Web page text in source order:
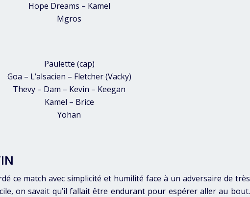
Hope Dreams – Kamel
Mgros
Paulette (cap)
Goa – L’alsacien – Fletcher (Vacky)
Thevy – Dam – Kevin – Keegan
Kamel – Brice
Yohan
ce match avec simplicité et humilité face à un adversaire de très
on savait qu’il fallait être endurant pour espérer aller au bout.